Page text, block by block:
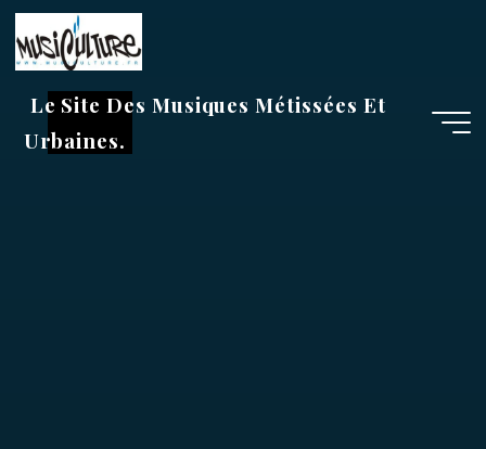
Aller
au
contenu
Le Site Des Musiques Métissées Et
Urbaines.